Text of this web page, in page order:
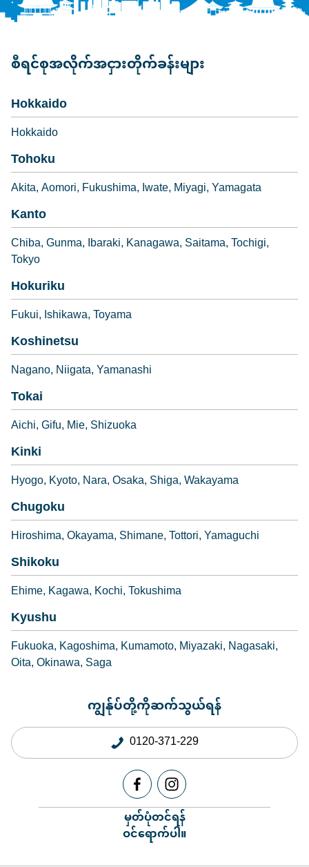
စီရင်စုအလိုက်အငှားတိုက်ခန်းများ
Hokkaido
Hokkaido
Tohoku
Akita Aomori Fukushima Iwate Miyagi Yamagata
Kanto
Chiba Gunma Ibaraki Kanagawa Saitama Tochigi
Tokyo
Hokuriku
Fukui Ishikawa Toyama
Koshinetsu
Nagano Niigata Yamanashi
Tokai
Aichi Gifu Mie Shizuoka
Kinki
Hyogo Kyoto Nara Osaka Shiga Wakayama
Chugoku
Hiroshima Okayama Shimane Tottori Yamaguchi
Shikoku
Ehime Kagawa Kochi Tokushima
Kyushu
Fukuoka Kagoshima Kumamoto Miyazaki Nagasaki
Oita Okinawa Saga
ကျွန်ုပ်တို့ကိုဆက်သွယ်ရန်
0120-371-229
မှတ်ပုံတင်ရန်
ဝင်ရောက်ပါ။